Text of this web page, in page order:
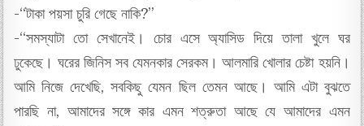
-“টাকা পয়সা চুরি গেছে নাকি?”
-“সমস্যাটা তো সেখানেই। চোর এসে অ্যাসিড দিয়ে তালা খুলে ঘর
ঢুকেছে। ঘরের জিনিস সব যেমনকার সেরকম। আলমারি খোলার চেষ্টা হয়নি।
আমি নিজে দেখেছি, সবকিছু যেমন ছিল তেমন আছে। আমি এটা বুঝতে
পারছি না, আমাদের সঙ্গে কার এমন শত্রুতা আছে যে আমাদের এমন